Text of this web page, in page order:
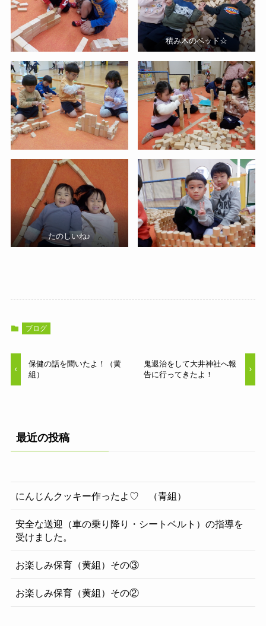
積み木のベッド☆
たのしいね♪
ブログ
保健の話を聞いたよ！（黄
組）
鬼退治をして大井神社へ報
告に行ってきたよ！
最近の投稿
にんじんクッキー作ったよ♡ （青組）
安全な送迎（車の乗り降り・シートベルト）の指導を
受けました。
お楽しみ保育（黄組）その③
お楽しみ保育（黄組）その②